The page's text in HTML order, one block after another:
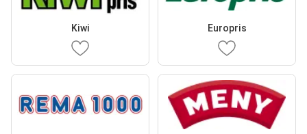
Kiwi Europris